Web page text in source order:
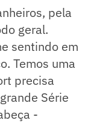
pela
geral.
sentindo em
Temos uma
precisa
Série
-